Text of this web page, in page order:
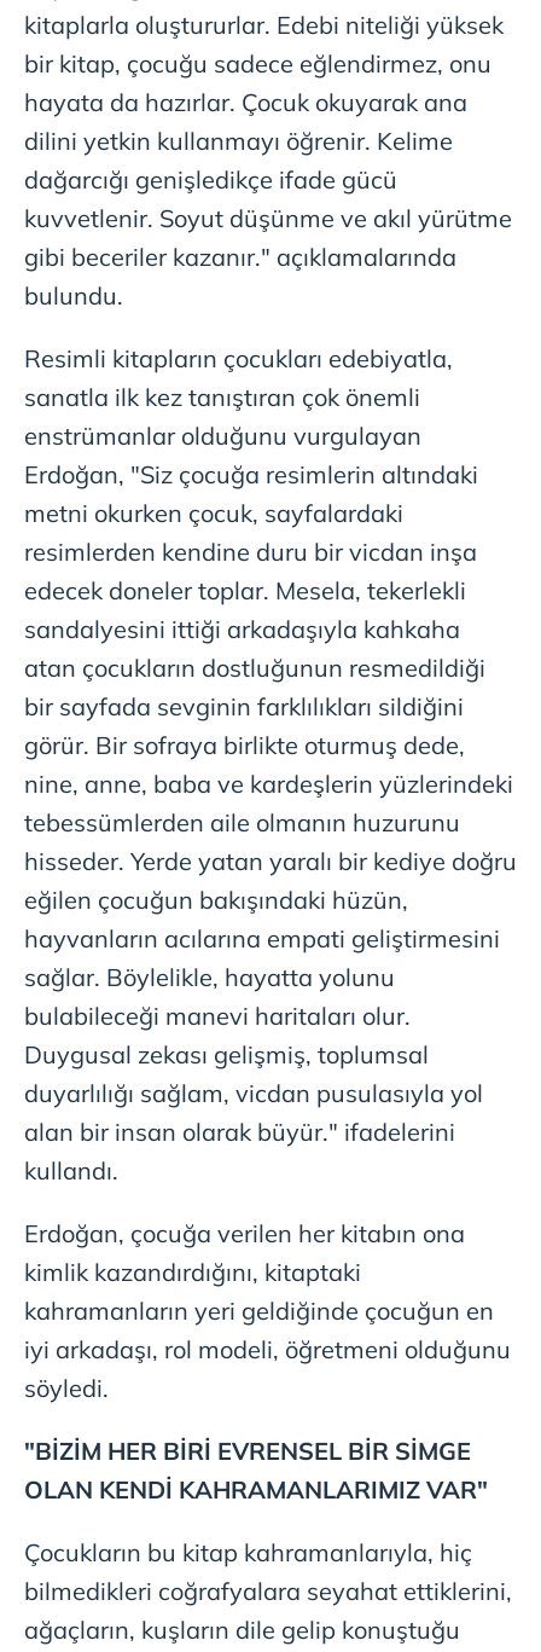
kitaplarla oluştururlar. Edebi niteliği yüksek
bir kitap, çocuğu sadece eğlendirmez, onu
hayata da hazırlar. Çocuk okuyarak ana
dilini yetkin kullanmayı öğrenir. Kelime
dağarcığı genişledikçe ifade gücü
kuvvetlenir. Soyut düşünme ve akıl yürütme
gibi beceriler kazanır." açıklamalarında
bulundu.
Resimli kitapların çocukları edebiyatla,
sanatla ilk kez tanıştıran çok önemli
enstrümanlar olduğunu vurgulayan
Erdoğan, "Siz çocuğa resimlerin altındaki
metni okurken çocuk, sayfalardaki
resimlerden kendine duru bir vicdan inşa
edecek doneler toplar. Mesela, tekerlekli
sandalyesini ittiği arkadaşıyla kahkaha
atan çocukların dostluğunun resmedildiği
bir sayfada sevginin farklılıkları sildiğini
görür. Bir sofraya birlikte oturmuş dede,
nine, anne, baba ve kardeşlerin yüzlerindeki
tebessümlerden aile olmanın huzurunu
hisseder. Yerde yatan yaralı bir kediye doğru
eğilen çocuğun bakışındaki hüzün,
hayvanların acılarına empati geliştirmesini
sağlar. Böylelikle, hayatta yolunu
bulabileceği manevi haritaları olur.
Duygusal zekası gelişmiş, toplumsal
duyarlılığı sağlam, vicdan pusulasıyla yol
alan bir insan olarak büyür." ifadelerini
kullandı.
Erdoğan, çocuğa verilen her kitabın ona
kimlik kazandırdığını, kitaptaki
kahramanların yeri geldiğinde çocuğun en
iyi arkadaşı, rol modeli, öğretmeni olduğunu
söyledi.
"BİZİM HER BİRİ EVRENSEL BİR SİMGE
OLAN KENDİ KAHRAMANLARIMIZ VAR"
Çocukların bu kitap kahramanlarıyla, hiç
bilmedikleri coğrafyalara seyahat ettiklerini,
ağaçların, kuşların dile gelip konuştuğu